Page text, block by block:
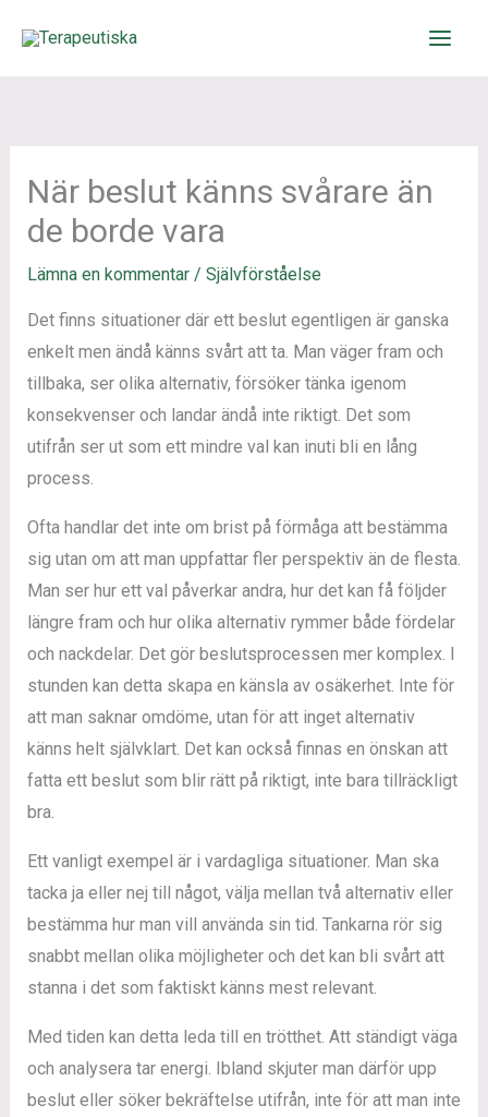
När beslut känns svårare än
de borde vara
Lämna en kommentar / Självförståelse
Det finns situationer där ett beslut egentligen är ganska
enkelt men ändå känns svårt att ta. Man väger fram och
tillbaka, ser olika alternativ, försöker tänka igenom
konsekvenser och landar ändå inte riktigt. Det som
utifrån ser ut som ett mindre val kan inuti bli en lång
process.
Ofta handlar det inte om brist på förmåga att bestämma
sig utan om att man uppfattar fler perspektiv än de flesta.
Man ser hur ett val påverkar andra, hur det kan få följder
längre fram och hur olika alternativ rymmer både fördelar
och nackdelar. Det gör beslutsprocessen mer komplex. I
stunden kan detta skapa en känsla av osäkerhet. Inte för
att man saknar omdöme, utan för att inget alternativ
känns helt självklart. Det kan också finnas en önskan att
fatta ett beslut som blir rätt på riktigt, inte bara tillräckligt
bra.
Ett vanligt exempel är i vardagliga situationer. Man ska
tacka ja eller nej till något, välja mellan två alternativ eller
bestämma hur man vill använda sin tid. Tankarna rör sig
snabbt mellan olika möjligheter och det kan bli svårt att
stanna i det som faktiskt känns mest relevant.
Med tiden kan detta leda till en trötthet. Att ständigt väga
och analysera tar energi. Ibland skjuter man därför upp
beslut eller söker bekräftelse utifrån, inte för att man inte